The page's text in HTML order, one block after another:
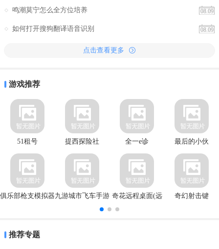
08.09
鸣潮莫宁怎么全方位培养
08.09
如何打开搜狗翻译语音识别
点击查看更多
游戏推荐
51租号 提西探险社 全一e诊 最后的小伙
俱乐部枪支模拟器九游城市飞车手游 奇花远程桌面(远
奇幻射击键
推荐专题